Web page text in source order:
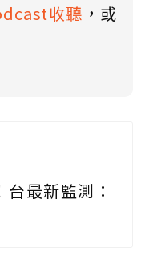
收聽 ，或
最新監測：